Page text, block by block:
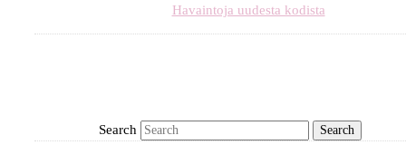
Havaintoja uudesta kodista
Search